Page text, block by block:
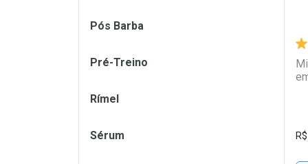
R$
Pós Barba
Pré-Treino
Rímel
Sérum